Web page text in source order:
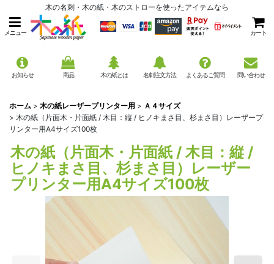
木の名刺・木の紙・木のストローを使ったアイテムなら
メニュー カート
お知らせ 商品 木の紙とは 名刺注文方法 よくあるご質問 問い合わせ
ホーム > 木の紙レーザープリンター用 > Ａ４サイズ
> 木の紙（片面木・片面紙 / 木目：縦 / ヒノキまさ目、杉まさ目）レーザープ
リンター用A4サイズ100枚
木の紙（片面木・片面紙 / 木目：縦 /
ヒノキまさ目、杉まさ目）レーザー
プリンター用A4サイズ100枚